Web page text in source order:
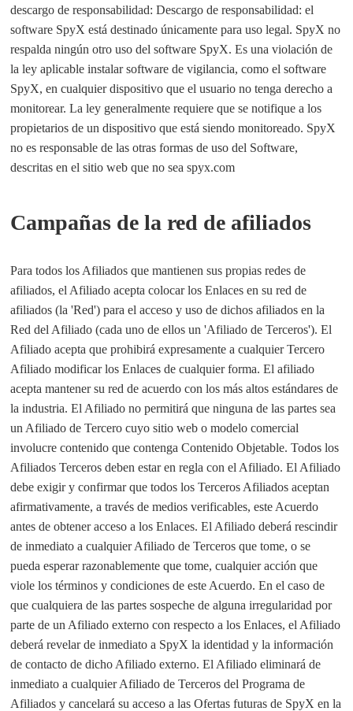
descargo de responsabilidad: Descargo de responsabilidad: el
software SpyX está destinado únicamente para uso legal. SpyX no
respalda ningún otro uso del software SpyX. Es una violación de
la ley aplicable instalar software de vigilancia, como el software
SpyX, en cualquier dispositivo que el usuario no tenga derecho a
monitorear. La ley generalmente requiere que se notifique a los
propietarios de un dispositivo que está siendo monitoreado. SpyX
no es responsable de las otras formas de uso del Software,
descritas en el sitio web que no sea spyx.com
Campañas de la red de afiliados
Para todos los Afiliados que mantienen sus propias redes de
afiliados, el Afiliado acepta colocar los Enlaces en su red de
afiliados (la 'Red') para el acceso y uso de dichos afiliados en la
Red del Afiliado (cada uno de ellos un 'Afiliado de Terceros'). El
Afiliado acepta que prohibirá expresamente a cualquier Tercero
Afiliado modificar los Enlaces de cualquier forma. El afiliado
acepta mantener su red de acuerdo con los más altos estándares de
la industria. El Afiliado no permitirá que ninguna de las partes sea
un Afiliado de Tercero cuyo sitio web o modelo comercial
involucre contenido que contenga Contenido Objetable. Todos los
Afiliados Terceros deben estar en regla con el Afiliado. El Afiliado
debe exigir y confirmar que todos los Terceros Afiliados aceptan
afirmativamente, a través de medios verificables, este Acuerdo
antes de obtener acceso a los Enlaces. El Afiliado deberá rescindir
de inmediato a cualquier Afiliado de Terceros que tome, o se
pueda esperar razonablemente que tome, cualquier acción que
viole los términos y condiciones de este Acuerdo. En el caso de
que cualquiera de las partes sospeche de alguna irregularidad por
parte de un Afiliado externo con respecto a los Enlaces, el Afiliado
deberá revelar de inmediato a SpyX la identidad y la información
de contacto de dicho Afiliado externo. El Afiliado eliminará de
inmediato a cualquier Afiliado de Terceros del Programa de
Afiliados y cancelará su acceso a las Ofertas futuras de SpyX en la